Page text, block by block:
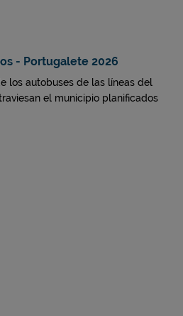
- Portugalete 2026
los autobuses de las líneas del
el municipio planificados